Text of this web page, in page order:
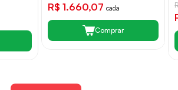
R$ 1.660,07 cada
Comprar